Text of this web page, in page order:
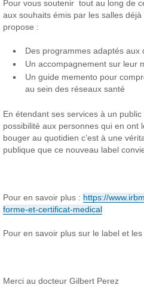
Pour vous soutenir tout au long de
aux souhaits émis par les salles
propose :
Des programmes adaptés aux
Un accompagnement sur leur
Un guide memento pour
au sein des réseaux santé
En étendant ses services à un
possibilité aux personnes qui en ont
bouger au quotidien c’est à une
publique que ce nouveau label
Pour en savoir plus : https://
forme-et-certificat-medical
Pour en savoir plus sur le label et
Merci au docteur Gilbert Perez